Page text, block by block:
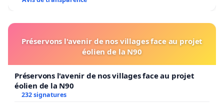
Préservons l'avenir de nos villages face au projet
éolien de la N90
Préservons l'avenir de nos villages face au projet
éolien de la N90
232 signatures